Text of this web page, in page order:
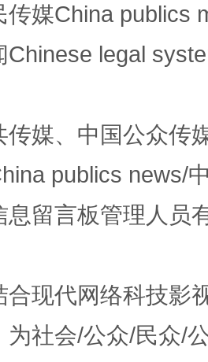
荒背后
传媒China publics
Chinese legal
传媒、中国公众传
publics news/
息留言板管理人员
合现代网络科技影
为社会/公众/民众/